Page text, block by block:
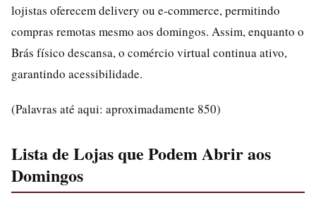
lojistas oferecem delivery ou e-commerce, permitindo
compras remotas mesmo aos domingos. Assim, enquanto o
Brás físico descansa, o comércio virtual continua ativo,
garantindo acessibilidade.
(Palavras até aqui: aproximadamente 850)
Lista de Lojas que Podem Abrir aos
Domingos